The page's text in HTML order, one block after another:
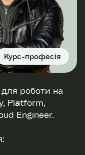
для роботи на
Platform,
Engineer.
Курс-професія